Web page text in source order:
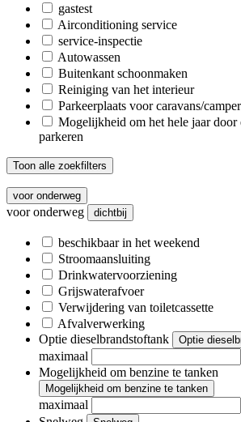
gastest
Airconditioning service
service-inspectie
Autowassen
Buitenkant schoonmaken
Reiniging van het interieur
Parkeerplaats voor caravans/
Mogelijkheid om het hele jaar door
parkeren
Toon alle zoekfilters
voor onderweg
voor onderweg dichtbij
beschikbaar in het weekend
Stroomaansluiting
Drinkwatervoorziening
Grijswaterafvoer
Verwijdering van toiletcassette
Afvalverwerking
Optie dieselbrandstoftank
Optie
maximaal
Mogelijkheid om benzine te tanken
Mogelijkheid om benzine te tanken
maximaal